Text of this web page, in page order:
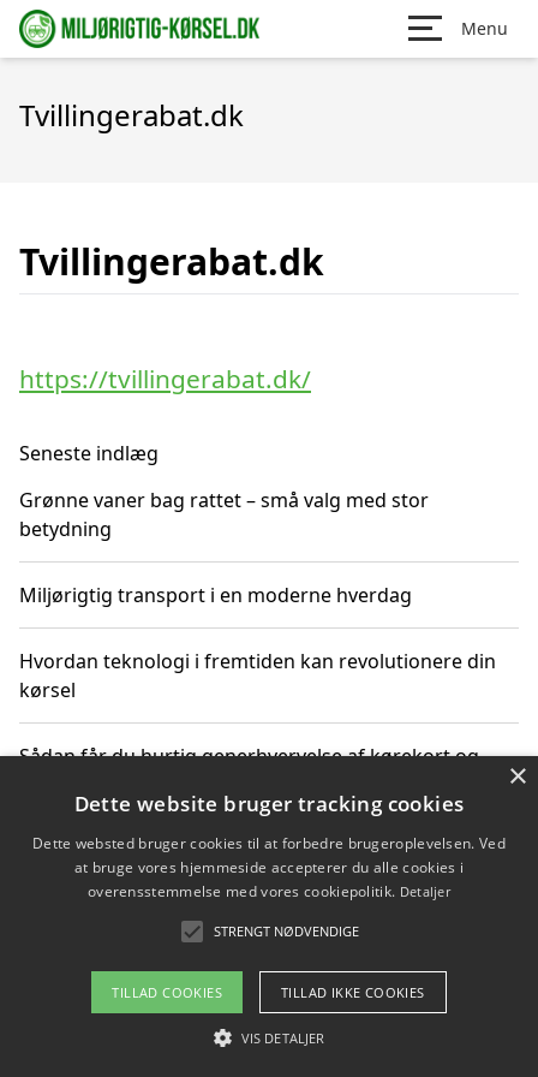
Menu
Tvillingerabat.dk
Tvillingerabat.dk
https://tvillingerabat.dk/
Seneste indlæg
Grønne vaner bag rattet – små valg med stor
betydning
Miljørigtig transport i en moderne hverdag
Hvordan teknologi i fremtiden kan revolutionere din
kørsel
Sådan får du hurtig generhvervelse af kørekort og
Sådan lærer du miljørigtig kørsel hos en køreskole i
Gentofte
Copyright 2026 - Pilanto Aps
Om / kontakt
×
Dette website bruger tracking cookies
Dette websted bruger cookies til at forbedre brugeroplevelsen. Ved
at bruge vores hjemmeside accepterer du alle cookies i
overensstemmelse med vores cookiepolitik. Detaljer
STRENGT NØDVENDIGE
TILLAD COOKIES TILLAD IKKE COOKIES
VIS DETALJER